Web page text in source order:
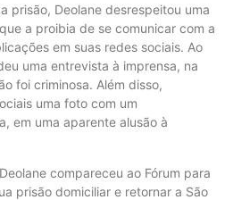
prisão, Deolane desrespeitou uma
a proibia de se comunicar com a
em suas redes sociais. Ao
uma entrevista à imprensa, na
foi criminosa. Além disso,
uma foto com um
em uma aparente alusão à
compareceu ao Fórum para
prisão domiciliar e retornar a São